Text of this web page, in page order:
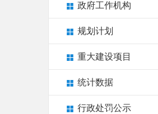
政府工作机构
规划计划
重大建设项目
统计数据
行政处罚公示